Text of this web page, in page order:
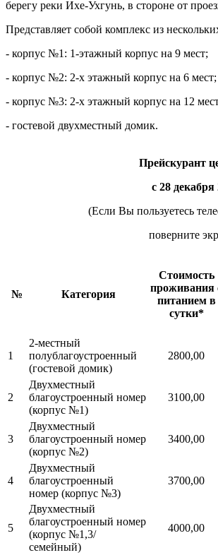
берегу реки Ихе-Ухгунь, в стороне от
Представляет собой комплекс из
- корпус №1: 1-этажный корпус на 9 мест;
- корпус №2: 2-х этажный корпус на 6 мест;
- корпус №3: 2-х этажный корпус на 12
- гостевой двухместный домик.
Прейскурант
с 28 декабря
(Если Вы пользуетесь
поверните
№ Категория
Стоимость
проживания
питанием в
сутки*
1
2-местный
полублагоустроенный
(гостевой домик)
2800,00
2
Двухместный
благоустроенный номер
(корпус №1)
3100,00
3
Двухместный
благоустроенный номер
(корпус №2)
3400,00
4
Двухместный
благоустроенный
номер (корпус №3)
3700,00
5
Двухместный
благоустроенный номер
(корпус №1,3/
семейный)
4000,00